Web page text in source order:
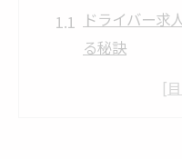
ドライバー求
る秘訣
地元で選ぶド